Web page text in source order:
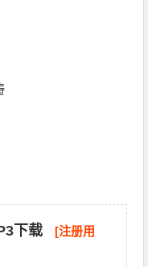
下载 [注册用